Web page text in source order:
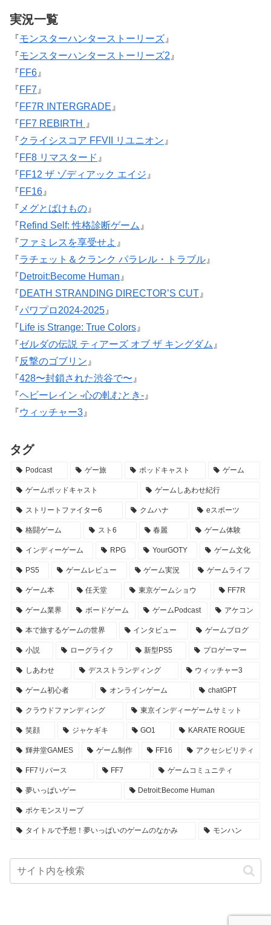
実況一覧
『モンスターハンターストーリーズ 』
『モンスターハンターストーリーズ2 』
『FF6 』
『FF7 』
『FF7R INTERGRADE 』
『FF7 REBIRTH
』
『クライシスコア FFVII リユニオン 』
『FF8 リマスタード 』
『FF12 ザ ゾディアック エイジ 』
『FF16 』
『 メグとばけもの 』
『Refind Self: 性格診断ゲーム 』
『ファミレスを享受せよ 』
『ラチェット＆クランク パラレル・トラブル 』
『Detroit:Become Human 』
『DEATH STRANDING DIRECTOR’S CUT 』
『パワプロ2024-2025 』
『 Life is Strange: True Colors 』
『ゼルダの伝説 ティアーズ オブ ザ キングダム 』
『反撃のゴブリン 』
『428〜封鎖された渋谷で〜 』
『ヘビーレイン -心の軋むとき- 』
『ウィッチャー3 』
タグ
Podcast ゲー旅 ポッドキャスト ゲーム
ゲームポッドキャスト ゲームしあわせ紀行
ストリートファイター6 クムハナ eスポーツ
格闘ゲーム スト6 春麗 ゲーム体験
インディーゲーム RPG YourGOTY ゲーム文化
PS5 ゲームレビュー ゲーム実況 ゲームライフ
ゲーム本 任天堂 東京ゲームショウ FF7R
ゲーム業界 ボードゲーム ゲームPodcast アケコン
本で旅するゲームの世界 インタビュー ゲームブログ
小説 ローグライク 新型PS5 プロゲーマー
しあわせ デスストランディング ウィッチャー3
ゲーム初心者 オンラインゲーム chatGPT
クラウドファンディング 東京インディーゲームサミット
笑顔 ジャケギキ GO1 KARATE ROGUE
輝井堂GAMES ゲーム制作 FF16 アクセシビリティ
FF7リバース FF7 ゲームコミュニティ
夢いっぱいゲー Detroit:Become Human
ポケモンスリープ
タイトルで予想！夢いっぱいのゲームのなかみ モンハン